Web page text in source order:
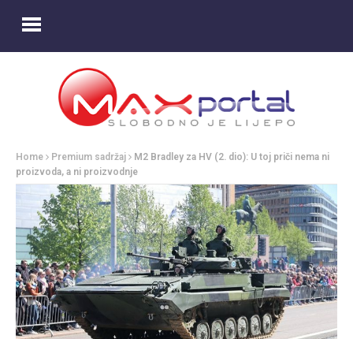
Home Premium sadržaj
M2 Bradley za HV (2. dio): U toj priči nema ni
proizvoda, a ni proizvodnje